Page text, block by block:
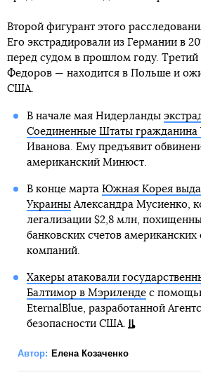
Второй фигурант этого
Его экстрадировали из Германии в
перед судом в прошлом году.
Федоров — находится в Польше и
США.
В начале мая Нидерланды
Соединенные Штаты гражданина
Иванова. Ему предъявит
американский Минюст.
В конце марта Южная Корея
УкраиныАлександра Мусиенко,
легализации $2,8 млн,
банковских счетов
компаний.
Хакеры атаковали
Балтимор в Мэрилендес
EternalBlue, разработанной
безопасности США.
Автор: Елена Козаченко